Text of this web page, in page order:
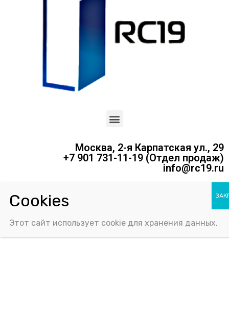
Москва, 2-я Карпатская ул., 29
+7 901 731-11-19 (Отдел продаж)
info@rc19.ru
Политика конфиденциальности
Соглашение об использовании Cookie-файлов
Этот сайт использует cookie для хранения данных.